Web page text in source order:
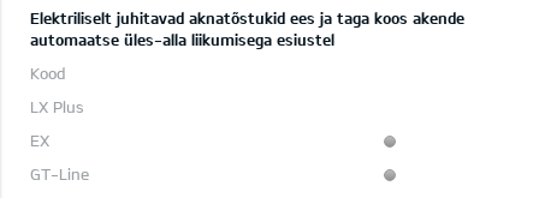
Elektriliselt juhitavad aknatõstukid ees ja taga koos akende
automaatse üles-alla liikumisega esiustel